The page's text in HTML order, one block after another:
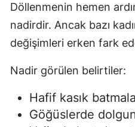
Döllenmenin hemen
nadirdir. Ancak bazı
değişimleri erken fark
Nadir görülen belirtiler:
Hafif kasık
Göğüslerde